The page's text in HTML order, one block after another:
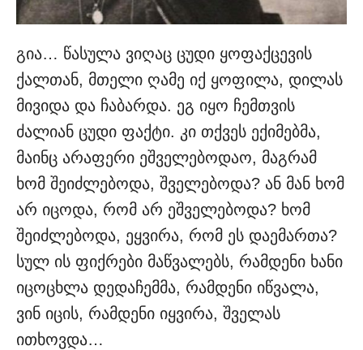
გია… წა­სულა ვიღაც ცუდი ყოფაქცევის
ქალთან, მთელი ღამე იქ ყოფილა, დილას
მივიდა და ჩაბარდა. ეგ იყო ჩემთვის
ძალიან ცუდი ფაქტი. კი თქვეს ექიმებმა,
მაინც არაფერი ეშველებოდაო, მაგრამ
ხომ შეიძ­ლებოდა, შველებოდა? ან მან ხომ
არ იცოდა, რომ არ ეშველებოდა? ხომ
შეიძლებოდა, ეყვირა, რომ ეს დაემართა?
სულ ის ფიქრები მაწვალებს, რამდენი ხანი
იცოც­ხლა დედაჩემმა, რამდენი იწვალა,
ვინ იცის, რამდენი იყვირა, შველ­ას
ითხოვდა…